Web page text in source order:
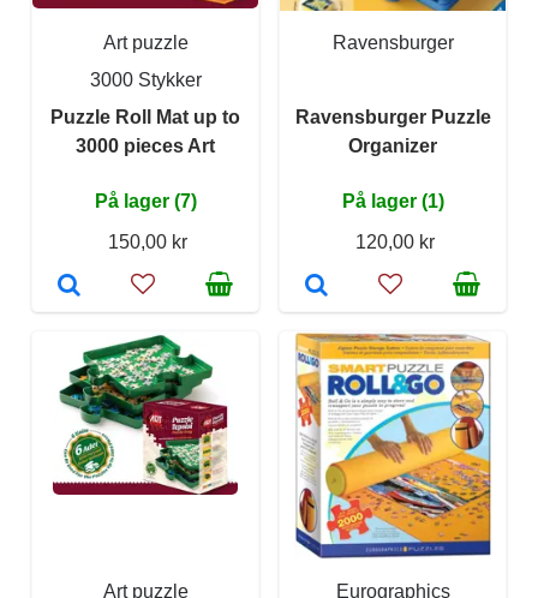
Art puzzle
3000 Stykker
Puzzle Roll Mat up to
3000 pieces Art
På lager (7)
150,00 kr
Ravensburger
Ravensburger Puzzle
Organizer
På lager (1)
120,00 kr
Art puzzle
Eurographics